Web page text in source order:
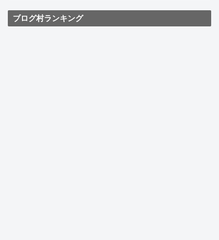
ブログ村ランキング